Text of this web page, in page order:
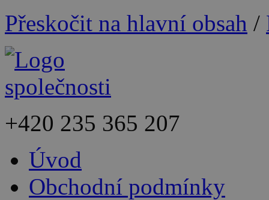
Přeskočit na hlavní obsah /
+420 235 365 207
Úvod
Obchodní podmínky